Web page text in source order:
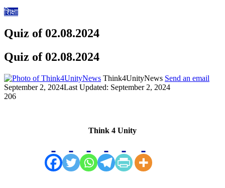
शिक्षा
Quiz of 02.08.2024
Quiz of 02.08.2024
Think4UnityNews Send an email
September 2, 2024Last Updated: September 2, 2024
206
Think 4 Unity